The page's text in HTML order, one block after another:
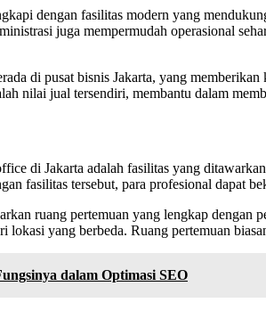
dengan fasilitas modern yang
juga mempermudah operasional
di pusat bisnis Jakarta, yang
nilai jual tersendiri, membantu dalam
di Jakarta adalah fasilitas yang
fasilitas tersebut, para profesional dapat
ruang pertemuan yang lengkap dengan
lokasi yang berbeda. Ruang pertemuan
dalam Optimasi SEO